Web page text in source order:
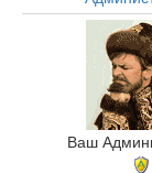
Ваш